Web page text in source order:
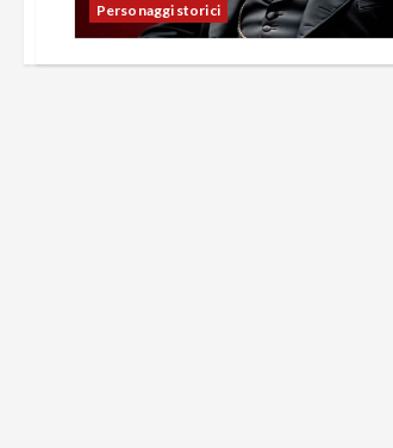
Personaggi storici